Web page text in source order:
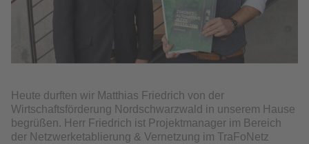
Heute durften wir Matthias Friedrich von der
Wirtschaftsförderung Nordschwarzwald in unserem Hause
begrüßen. Herr Friedrich ist Projektmanager im Bereich
der Netzwerketablierung & Vernetzung im TraFoNetz